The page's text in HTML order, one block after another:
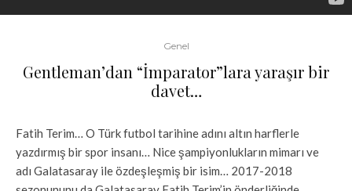
Genel
Gentleman’dan “İmparator”lara yaraşır bir
davet…
Fatih Terim… O Türk futbol tarihine adını altın harflerle
yazdırmış bir spor insanı… Nice şampiyonlukların mimarı ve
adı Galatasaray ile özdeşleşmiş bir isim… 2017-2018